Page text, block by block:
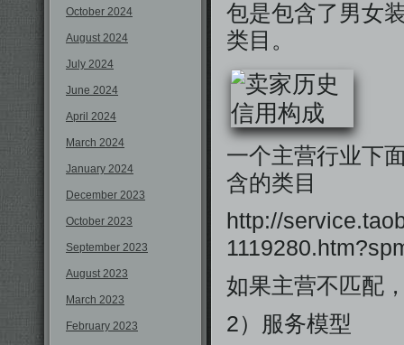
October 2024
August 2024
July 2024
June 2024
April 2024
March 2024
January 2024
December 2023
October 2023
September 2023
August 2023
March 2023
February 2023
包是包含了男女
类目。
一个主营行业下
含的类目
http://
如果主营不匹配
2）服务模型